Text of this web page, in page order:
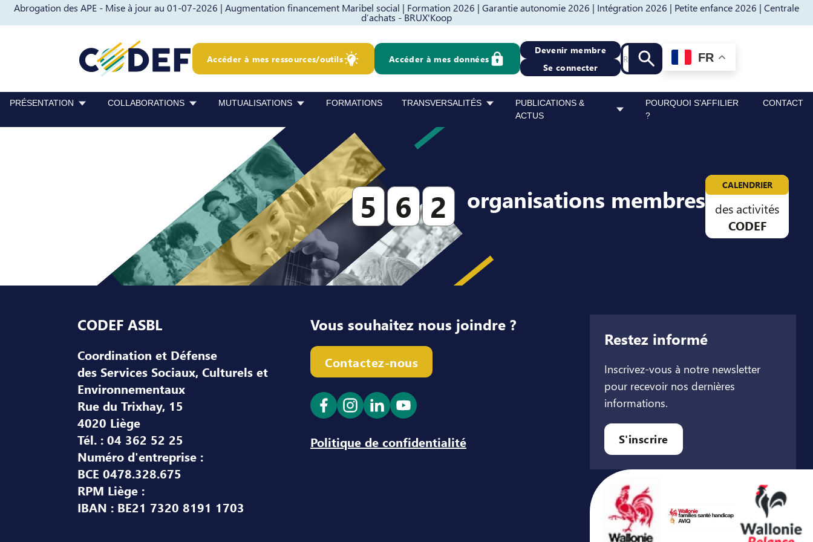
Abrogation des APE - Mise à jour au 01-07-2026 | Augmentation financement Maribel social | Formation 2026 | Garantie autonomie 2026 | Intégration 2026 | Petite enfance 2026 | Centrale
d’achats - BRUX'Koop
Passer au contenu Passer au pied de page
Accéder à mes ressources/outils Accéder à mes données
Devenir membre
Se connecter
Recherche
Lancer la recherche
FR
PRÉSENTATION COLLABORATIONS MUTUALISATIONS FORMATIONS TRANSVERSALITÉS
PUBLICATIONS &
ACTUS
POURQUOI S’AFFILIER
?
CONTACT
5 6 2 organisations membres CALENDRIER
des activités
CODEF
Pied de page
CODEF ASBL
Coordination et Défense
des Services Sociaux, Culturels et
Environnementaux
Rue du Trixhay, 15
4020 Liège
Tél. : 04 362 52 25
Numéro d'entreprise :
BCE 0478.328.675
RPM Liège :
IBAN : BE21 7320 8191 1703
Vous souhaitez nous joindre ?
Contactez-nous
Ouvrir le lien dans un nouvel onglet
Ouvrir le lien dans un nouvel onglet
Ouvrir le lien dans un nouvel onglet
Ouvrir le lien dans un nouvel onglet
Politique de confidentialité
Restez informé
Inscrivez-vous à notre newsletter
pour recevoir nos dernières
informations.
S'inscrire
Avec le soutien de ...